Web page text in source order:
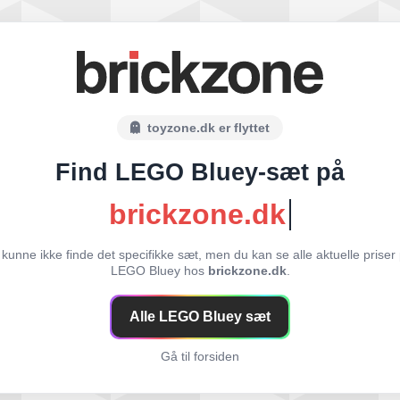
toyzone.dk er flyttet
Find LEGO Bluey-sæt på
brickzone.dk
ikke finde det specifikke sæt, men du kan se alle aktuelle priser
LEGO Bluey hos brickzone.dk.
Alle LEGO Bluey sæt
Gå til forsiden